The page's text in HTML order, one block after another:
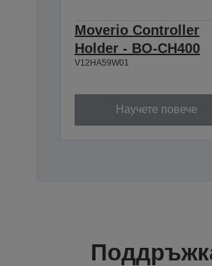
Moverio Controller
Holder - BO-CH400
V12HA59W01
Научете повече